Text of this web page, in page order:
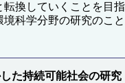
換していくことを目
科学分野の研究のこ
た持続可能社会の研究